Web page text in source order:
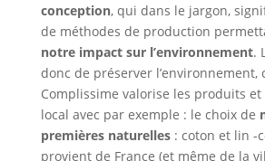
conception, qui dans le jargon,
de méthodes de production
notre impact sur l’environnement.
donc de préserver l’environnement,
Complissime valorise les produits
local avec par exemple : le choix de
premières naturelles: coton et lin -
provient de France (et même de la